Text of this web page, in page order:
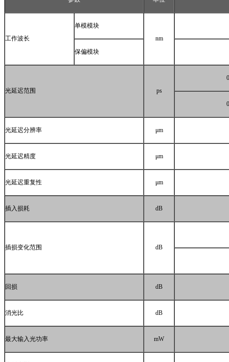
工作波长
单模模块
nm
保偏模块
光延迟范围 ps
光延迟分辨率 μm
光延迟精度 μm
光延迟重复性 μm
插入损耗 dB
插损变化范围 dB
回损 dB
消光比 dB
最大输入光功率 mW